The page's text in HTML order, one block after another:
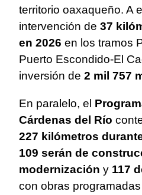
territorio oaxaqueño. A
intervención de 37
en 2026 en los tramos
Puerto Escondido-El
inversión de 2 mil 757
En paralelo, el
Cárdenas del Río
227 kilómetros
109 serán de
modernización y 117
con obras